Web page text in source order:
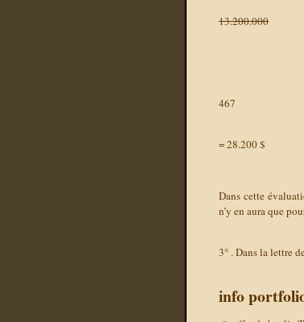
13.200.000
467
= 28.200 $
Dans cette
n’y en aura que
3° . Dans la lettre
info